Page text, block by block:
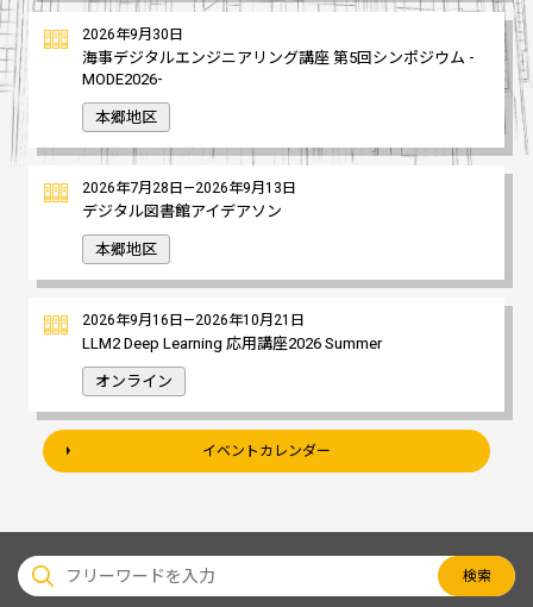
2026年9月30日
海事デジタルエンジニアリング講座 第5回シンポジウム -
MODE2026-
本郷地区
2026年7月28日—2026年9月13日
デジタル図書館アイデアソン
本郷地区
2026年9月16日—2026年10月21日
LLM2 Deep Learning 応用講座2026 Summer
オンライン
イベントカレンダー
検索